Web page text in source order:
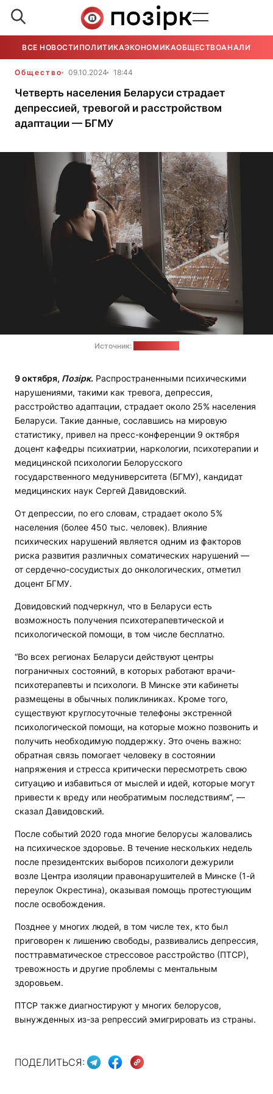
ВСЕ НОВОСТИ ПОЛИТИКАЭКОНОМИКАОБЩЕСТВОАНАЛИТИКА
Общество 09.10.2024 18:44
Четверть населения Беларуси страдает
депрессией, тревогой и расстройством
адаптации — БГМУ
Источник:
9 октября, Позірк. Распространенными психическими
нарушениями, такими как тревога, депрессия,
расстройство адаптации, страдает около 25% населения
Беларуси. Такие данные, сославшись на мировую
статистику, привел на пресс-конференции 9 октября
доцент кафедры психиатрии, наркологии, психотерапии и
медицинской психологии Белорусского
государственного медуниверситета (БГМУ), кандидат
медицинских наук Сергей Давидовский.
От депрессии, по его словам, страдает около 5%
населения (более 450 тыс. человек). Влияние
психических нарушений является одним из факторов
риска развития различных соматических нарушений —
от сердечно-сосудистых до онкологических, отметил
доцент БГМУ.
Довидовский подчеркнул, что в Беларуси есть
возможность получения психотерапевтической и
психологической помощи, в том числе бесплатно.
“Во всех регионах Беларуси действуют центры
пограничных состояний, в которых работают врачи-
психотерапевты и психологи. В Минске эти кабинеты
размещены в обычных поликлиниках. Кроме того,
существуют круглосуточные телефоны экстренной
психологической помощи, на которые можно позвонить и
получить необходимую поддержку. Это очень важно:
обратная связь помогает человеку в состоянии
напряжения и стресса критически пересмотреть свою
ситуацию и избавиться от мыслей и идей, которые могут
привести к вреду или необратимым последствиям“, —
сказал Давидовский.
После событий 2020 года многие белорусы жаловались
на психическое здоровье. В течение нескольких недель
после президентских выборов психологи дежурили
возле Центра изоляции правонарушителей в Минске (1-й
переулок Окрестина), оказывая помощь протестующим
после освобождения.
Позднее у многих людей, в том числе тех, кто был
приговорен к лишению свободы, развивались депрессия,
посттравматическое стрессовое расстройство (ПТСР),
тревожность и другие проблемы с ментальным
здоровьем.
ПТСР также диагностируют у многих белорусов,
вынужденных из-за репрессий эмигрировать из страны.
ПОДЕЛИТЬСЯ: